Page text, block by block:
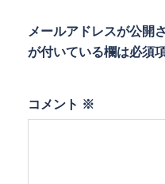
メールアドレスが公開
が付いている欄は必須
コメント ※